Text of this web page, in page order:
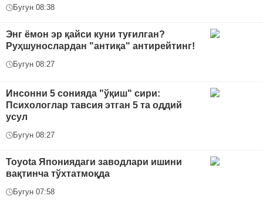
Бугун 08:38
Энг ёмон эр қайси куни туғилган?
Руҳшунослардан "антиқа" антирейтинг!
Бугун 08:27
Инсонни 5 сонияда "ўқиш" сири:
Психологлар тавсия этган 5 та оддий
усул
Бугун 08:27
Toyota Япониядаги заводлари ишини
вақтинча тўхтатмоқда
Бугун 07:58